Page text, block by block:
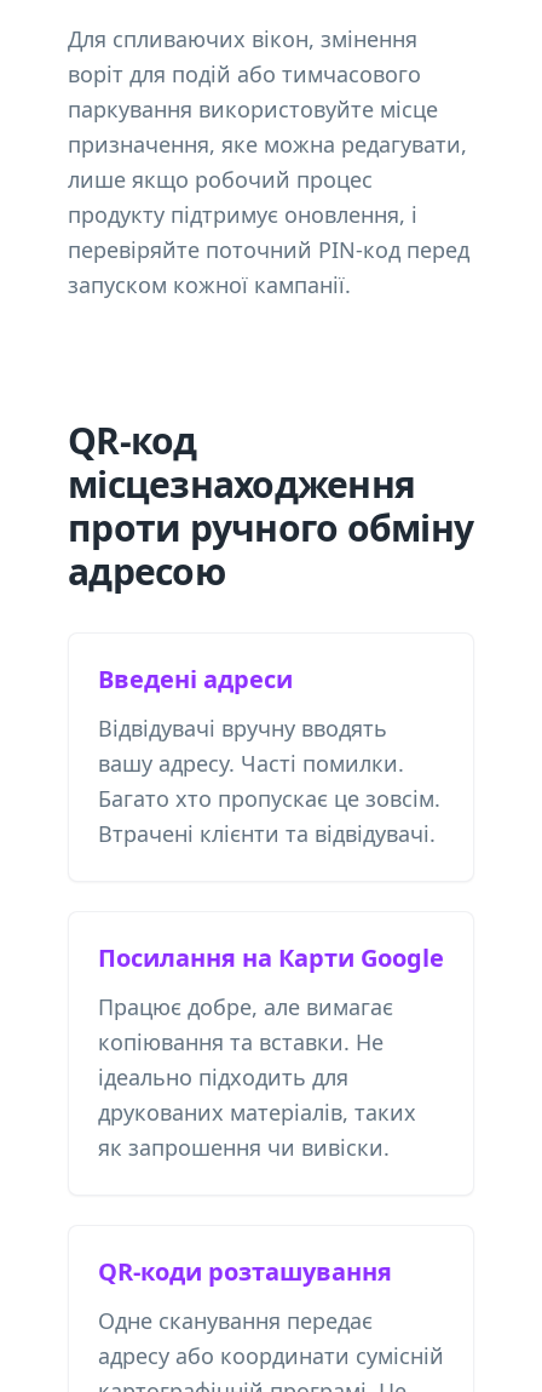
Для спливаючих вікон, змінення
воріт для подій або тимчасового
паркування використовуйте місце
призначення, яке можна редагувати,
лише якщо робочий процес
продукту підтримує оновлення, і
перевіряйте поточний PIN-код перед
запуском кожної кампанії.
QR-код
місцезнаходження
проти ручного обміну
адресою
Введені адреси
Відвідувачі вручну вводять
вашу адресу. Часті помилки.
Багато хто пропускає це зовсім.
Втрачені клієнти та відвідувачі.
Посилання на Карти Google
Працює добре, але вимагає
копіювання та вставки. Не
ідеально підходить для
друкованих матеріалів, таких
як запрошення чи вивіски.
QR-коди розташування
Одне сканування передає
адресу або координати сумісній